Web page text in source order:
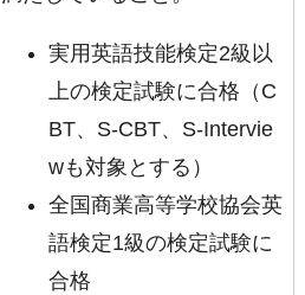
実用英語技能検定2級以
上の検定試験に合格（C
BT、S-CBT、S-Intervie
wも対象とする）
全国商業高等学校協会英
語検定1級の検定試験に
合格